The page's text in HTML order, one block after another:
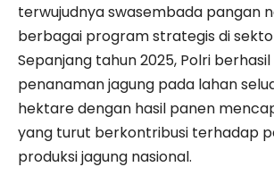
terwujudnya swasembada pangan
berbagai program strategis di
Sepanjang tahun 2025, Polri
penanaman jagung pada lahan
hektare dengan hasil panen
yang turut berkontribusi terhadap
produksi jagung nasional.